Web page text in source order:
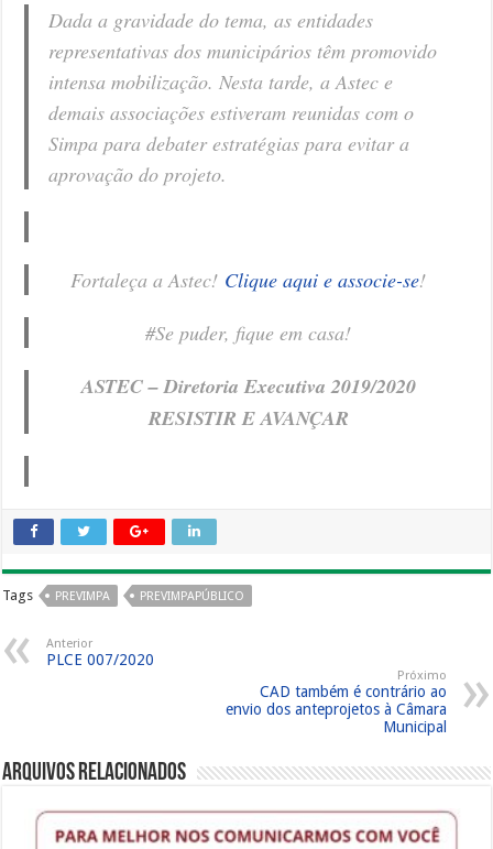
Dada a gravidade do tema, as entidades
representativas dos municipários têm promovido
intensa mobilização. Nesta tarde, a Astec e
demais associações estiveram reunidas com o
Simpa para debater estratégias para evitar a
aprovação do projeto.
Fortaleça a Astec! Clique aqui e associe-se!
#Se puder, fique em casa!
ASTEC – Diretoria Executiva 2019/2020
RESISTIR E AVANÇAR
Tags PREVIMPA PREVIMPAPÚBLICO
Anterior
PLCE 007/2020
Próximo
CAD também é contrário ao
envio dos anteprojetos à Câmara
Municipal
Arquivos Relacionados